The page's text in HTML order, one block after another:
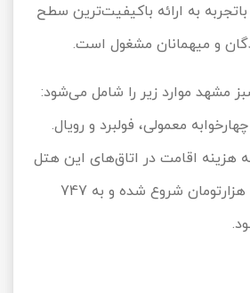
باتجربه به ارائه باکیفیت‌ترین سطح
و میهمانان مشغول است.
مشهد موارد زیر را شامل می‌شود:
معمولی، فولبرد و رویال.
هزینه اقامت در اتاق‌های این هتل
هزارتومان شروع شده و به 747